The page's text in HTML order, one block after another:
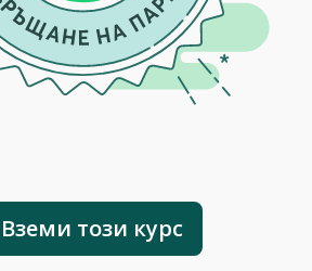
Вземи този курс